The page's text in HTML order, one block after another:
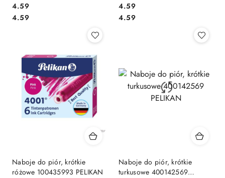
Cena:
4.59
Cena:
4.59
Cena:
4.59
Cena:
4.59
Naboje do piór, krótkie
różowe 100435993 PELIKAN
Naboje do piór, krótkie
turkusowe 400142569